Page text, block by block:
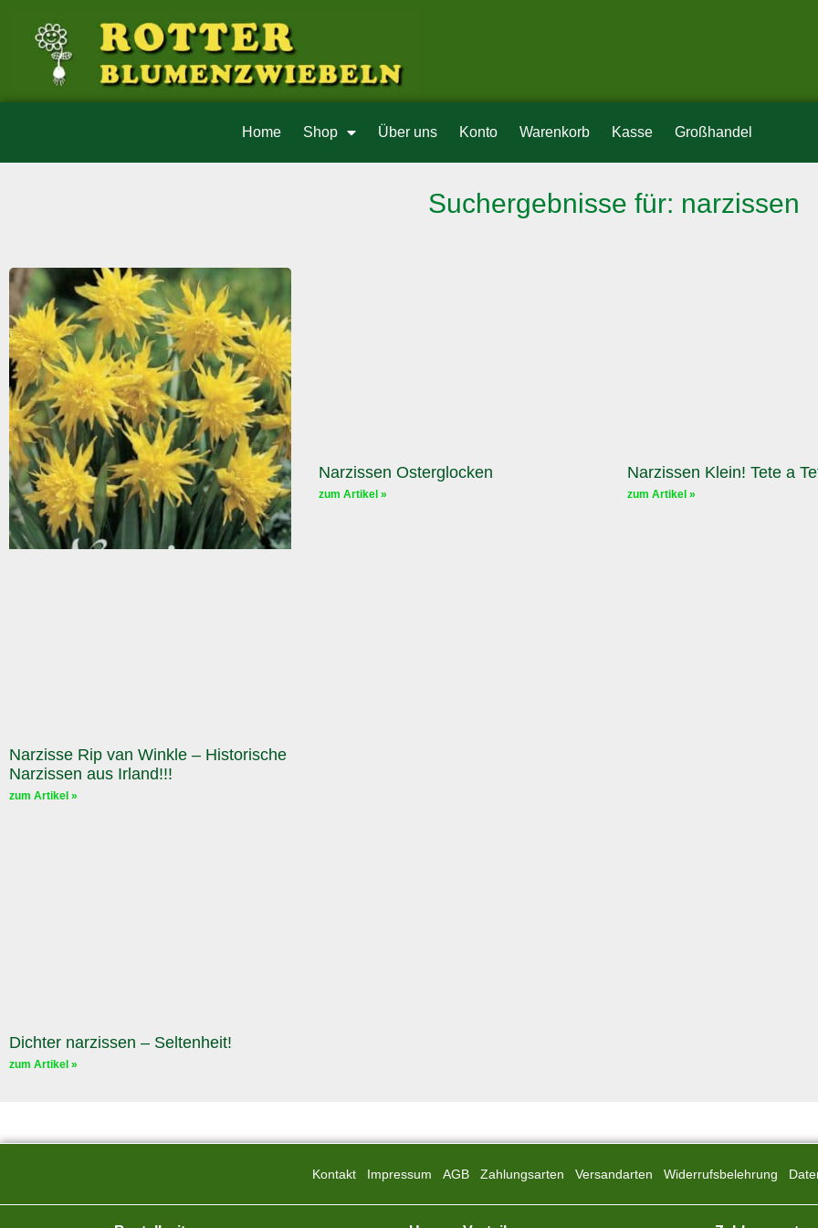
Home Shop Über uns Konto Warenkorb Kasse Großhandel
Suchergebnisse für: narzissen
Narzisse Rip van Winkle – Historische
Narzissen aus Irland!!!
zum Artikel »
Narzissen Osterglocken
zum Artikel »
Narzissen Klein! Tete a
zum Artikel »
Dichter narzissen – Seltenheit!
zum Artikel »
Kontakt Impressum AGB Zahlungsarten Versandarten Widerrufsbelehrung